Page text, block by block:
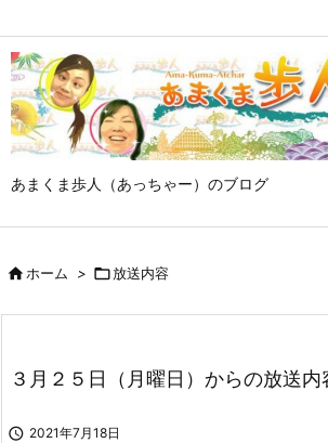
あまくま歩人（あっちゃー）のブログ
ホーム > 放送内容
３月２５日（月曜日）からの放送内
 2021年7月18日